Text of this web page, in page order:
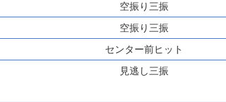
空振り三振
空振り三振
センター前ヒット
見逃し三振